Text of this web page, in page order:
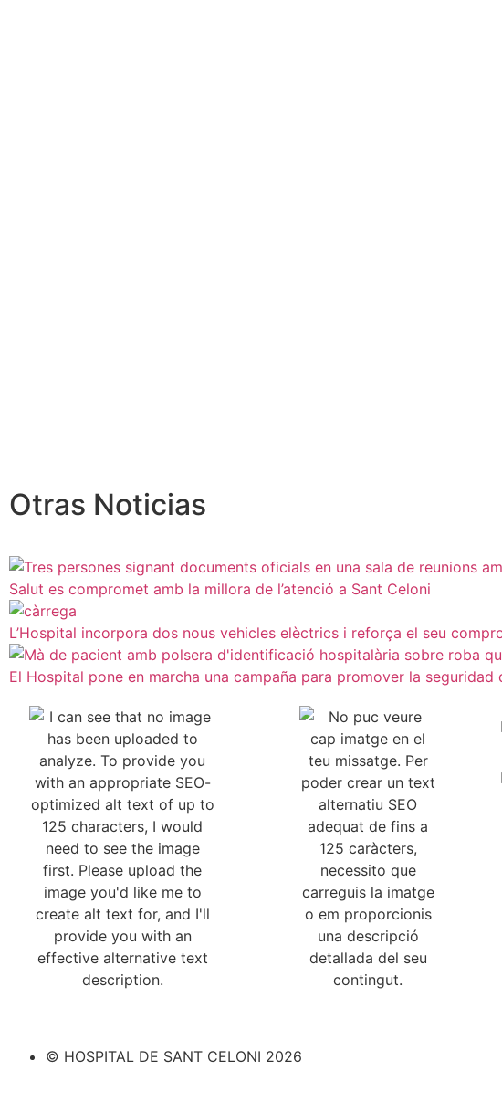
Otras Noticias
Salut es compromet amb la millora de l’atenció a Sant Celoni
L’Hospital incorpora dos nous vehicles elèctrics i reforça el seu
El Hospital pone en marcha una campaña para promover la seguridad
© HOSPITAL DE SANT CELONI 2026